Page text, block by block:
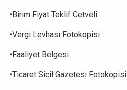
•Birim Fiyat Teklif Cetveli
•Vergi Levhası Fotokopisi
•Faaliyet Belgesi
•Ticaret Sicil Gazetesi Fotokopisi